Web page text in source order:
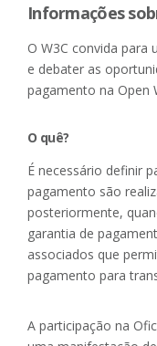
Informações
O W3C convida para
e debater as
pagamento na Open
O quê?
É necessário definir
pagamento são
posteriormente,
garantia de
associados que
pagamento para
A participação na